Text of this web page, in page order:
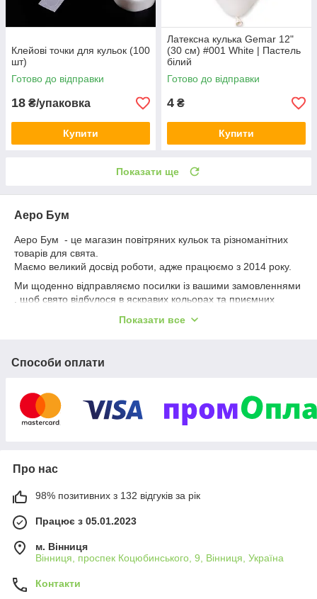
Клейові точки для кульок (100
шт)
Готово до відправки
18 ₴/упаковка
Купити
Латексна кулька Gemar 12"
(30 см) #001 White | Пастель
білий
Готово до відправки
4 ₴
Купити
Показати ще
Аеро Бум
Аеро Бум - це магазин повітряних кульок та різноманітних
товарів для свята.
Маємо великий досвід роботи, адже працюємо з 2014 року.
Ми щоденно відправляємо посилки із вашими замовленнями
, щоб свято відбулося в яскравих кольорах та приємних
далі. Наші декоратори володіють високим рівнем знань та
умінь в даній сфері, і регулярно підвищують свою
кваліфікацію.
"Аеро Бум" - все для ідеального свята !
Показати все
Способи оплати
Про нас
98% позитивних з 132 відгуків за рік
Працює з 05.01.2023
м. Вінниця
Вінниця, проспек Коцюбинського, 9, Вінниця, Україна
Контакти